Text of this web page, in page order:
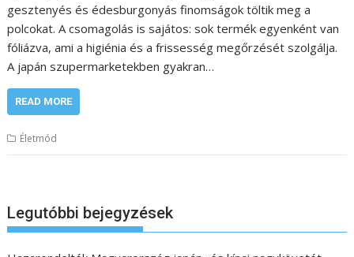
gesztenyés és édesburgonyás finomságok töltik meg a
polcokat. A csomagolás is sajátos: sok termék egyenként van
fóliázva, ami a higiénia és a frissesség megőrzését szolgálja.
A japán szupermarketekben gyakran…
READ MORE
Életmód
Legutóbbi bejegyzések